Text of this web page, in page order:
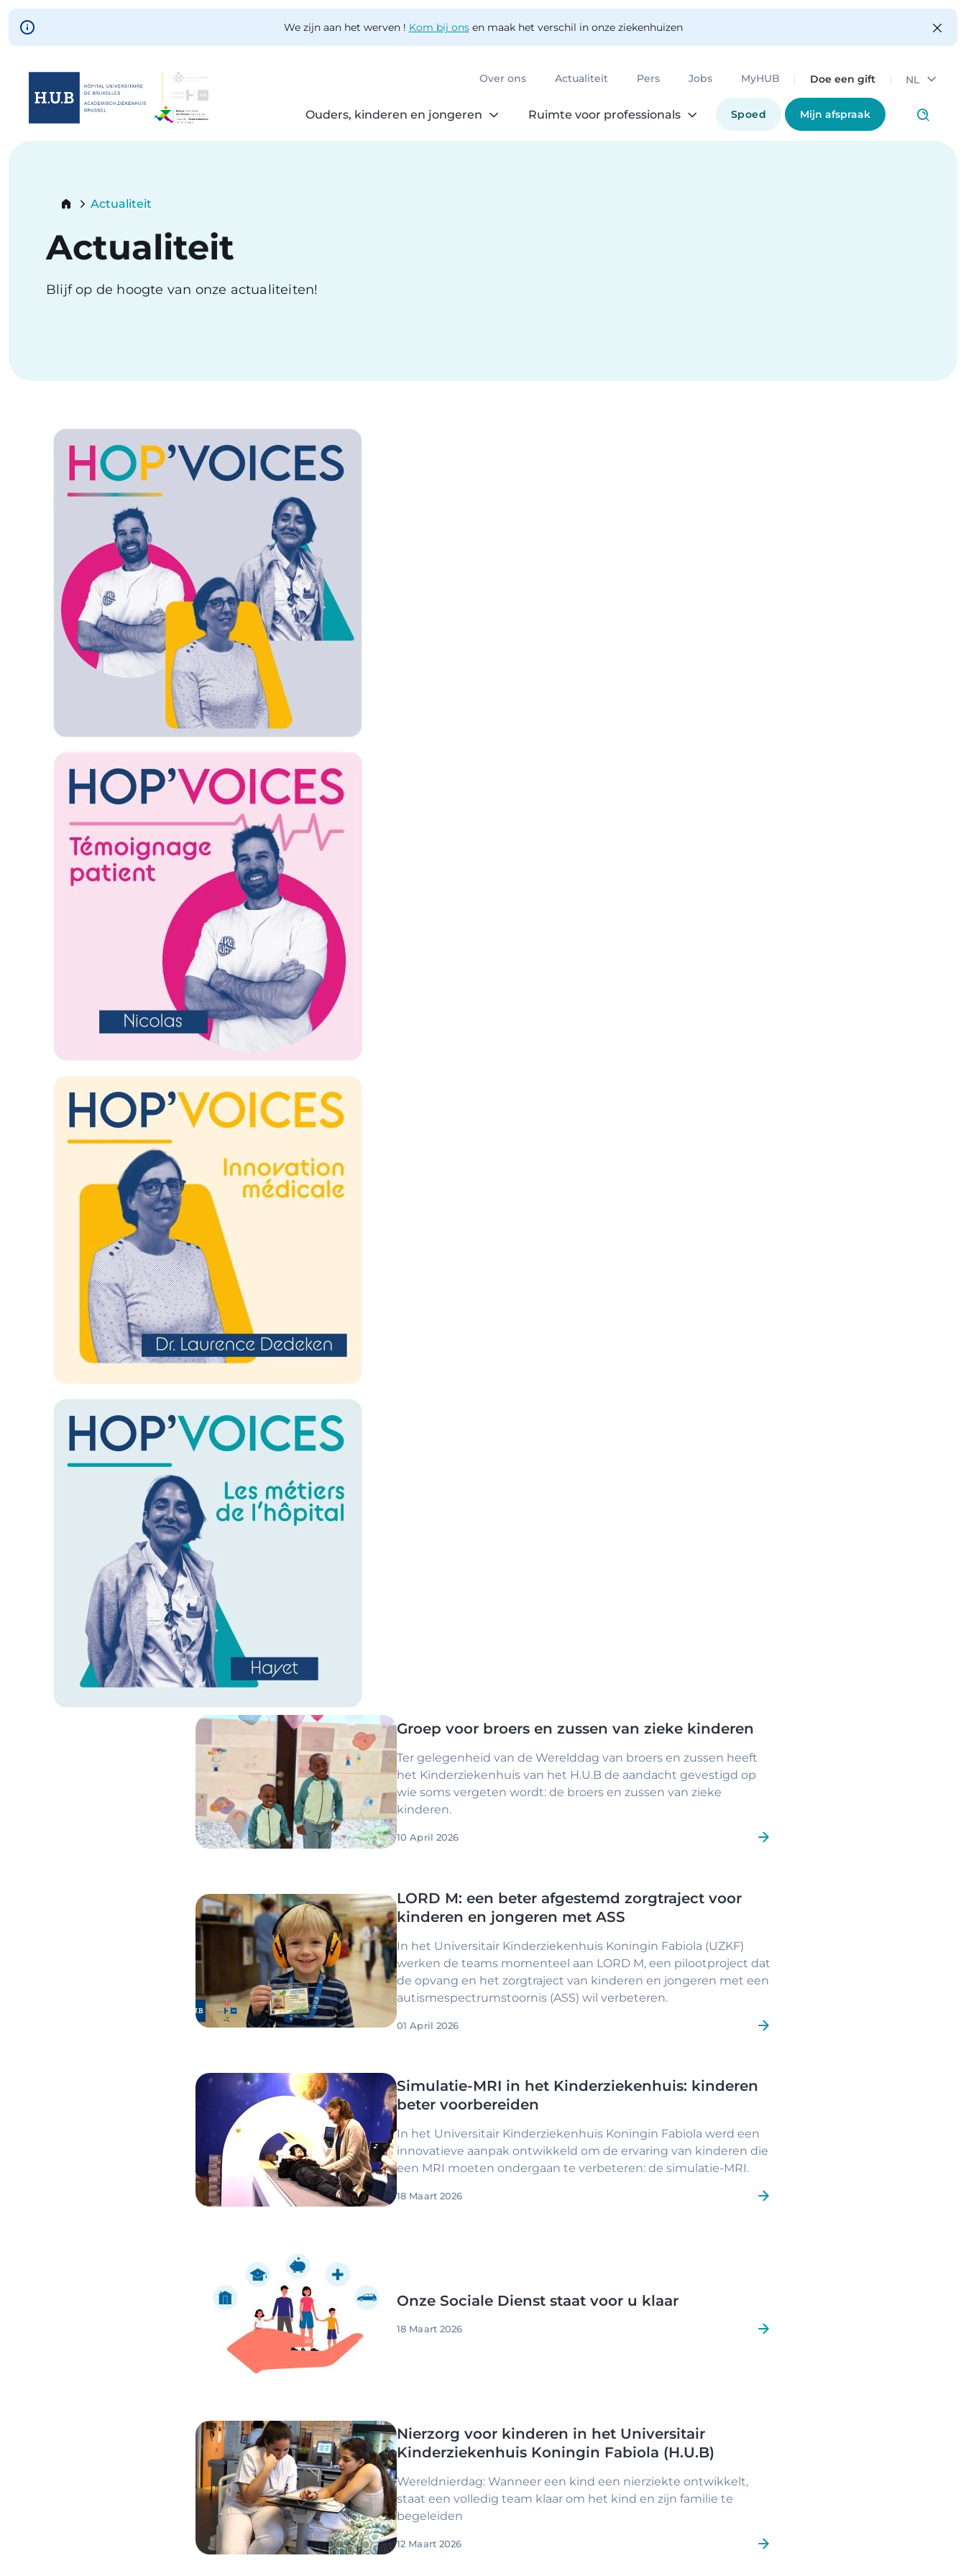
Skip to main content
We zijn aan het werven ! Kom bij onsen maak het verschil in onze ziekenhuizen
Over ons Actualiteit Pers Jobs MyHUB Doe een gift NL
Ouders, kinderen en jongeren Ruimte voor professionals Spoed Mijn afspraak
Skip
Breadcrumb
Actualiteit
Actualiteit
Blijf op de hoogte van onze actualiteiten!
Image
Image
Image
Image
Image Groep voor broers en zussen van zieke kinderen
Ter gelegenheid van de Werelddag van broers en zussen heeft
het Kinderziekenhuis van het H.U.B de aandacht gevestigd op
wie soms vergeten wordt: de broers en zussen van zieke
kinderen.
10 April 2026
Image
LORD M: een beter afgestemd zorgtraject voor
kinderen en jongeren met ASS
In het Universitair Kinderziekenhuis Koningin Fabiola (UZKF)
werken de teams momenteel aan LORD M, een pilootproject dat
de opvang en het zorgtraject van kinderen en jongeren met een
autismespectrumstoornis (ASS) wil verbeteren.
01 April 2026
Image
Simulatie-MRI in het Kinderziekenhuis: kinderen
beter voorbereiden
In het Universitair Kinderziekenhuis Koningin Fabiola werd een
innovatieve aanpak ontwikkeld om de ervaring van kinderen die
een MRI moeten ondergaan te verbeteren: de simulatie-MRI.
18 Maart 2026
Onze Sociale Dienst staat voor u klaar
18 Maart 2026
Image
Nierzorg voor kinderen in het Universitair
Kinderziekenhuis Koningin Fabiola (H.U.B)
Wereldnierdag: Wanneer een kind een nierziekte ontwikkelt,
staat een volledig team klaar om het kind en zijn familie te
begeleiden
12 Maart 2026